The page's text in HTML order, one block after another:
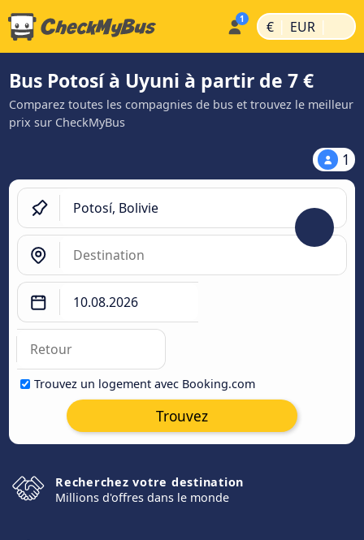
€ | EUR |
Bus Potosí à Uyuni à partir de 7 €
Comparez toutes les compagnies de bus et trouvez le meilleur
prix sur CheckMyBus
1
Trouvez un logement avec Booking.com
Trouvez
Recherchez votre destination
Millions d'offres dans le monde